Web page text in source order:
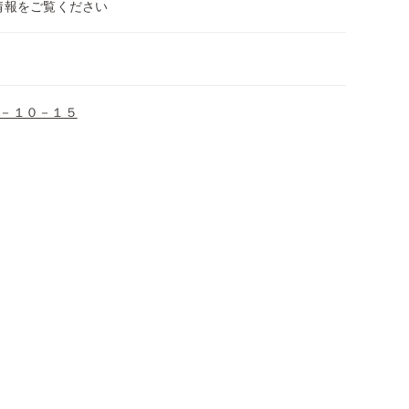
をご覧ください
１０－１５